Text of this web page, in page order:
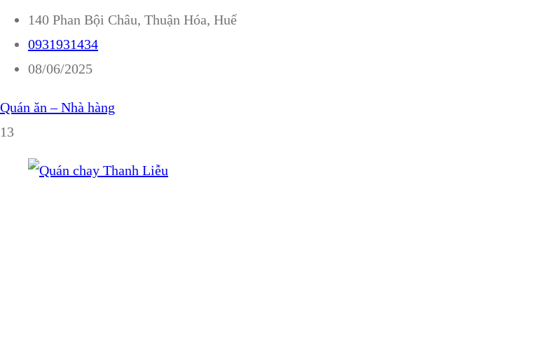
140 Phan Bội Châu, Thuận Hóa, Huế
0931931434
08/06/2025
Quán ăn – Nhà hàng
13